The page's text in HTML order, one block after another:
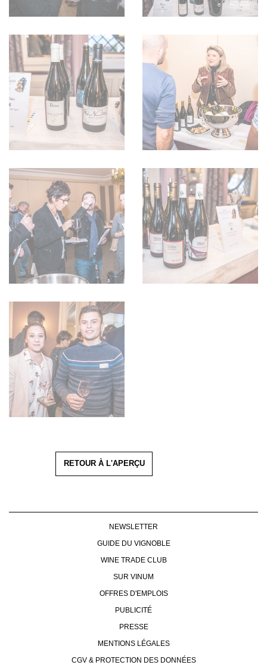
RETOUR À L'APERÇU
NEWSLETTER
GUIDE DU VIGNOBLE
WINE TRADE CLUB
SUR VINUM
OFFRES D'EMPLOIS
PUBLICITÉ
PRESSE
MENTIONS LÉGALES
CGV & PROTECTION DES DONNÉES